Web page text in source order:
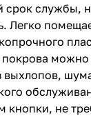
срок службы,
Легко
можно
выхлопов,
кнопки, не